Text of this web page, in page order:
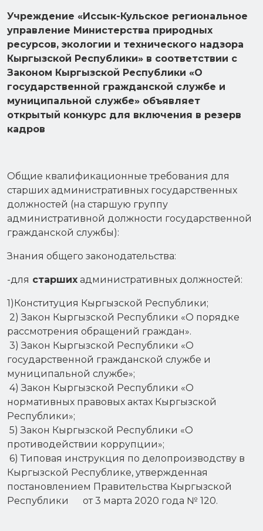
Учреждение «Иссык-Кульское региональное
управление Министерства природных
ресурсов, экологии и технического надзора
Кыргызской Республики» в соответствии с
Законом Кыргызской Республики «О
государственной гражданской службе и
муниципальной службе» объявляет
открытый конкурс для включения в резерв
кадров
Общие квалификационные требования для
старших административных государственных
должностей (на старшую группу
административной должности государственной
гражданской службы):
Знания общего законодательства:
-для старших административных должностей:
1)Конституция Кыргызской Республики;
2) Закон Кыргызской Республики «О порядке
рассмотрения обращений граждан».
3) Закон Кыргызской Республики «О
государственной гражданской службе и
муниципальной службе»;
4) Закон Кыргызской Республики «О
нормативных правовых актах Кыргызской
Республики»;
5) Закон Кыргызской Республики «О
противодействии коррупции»;
6) Типовая инструкция по делопроизводству в
Кыргызской Республике, утвержденная
постановлением Правительства Кыргызской
Республики от 3 марта 2020 года № 120.